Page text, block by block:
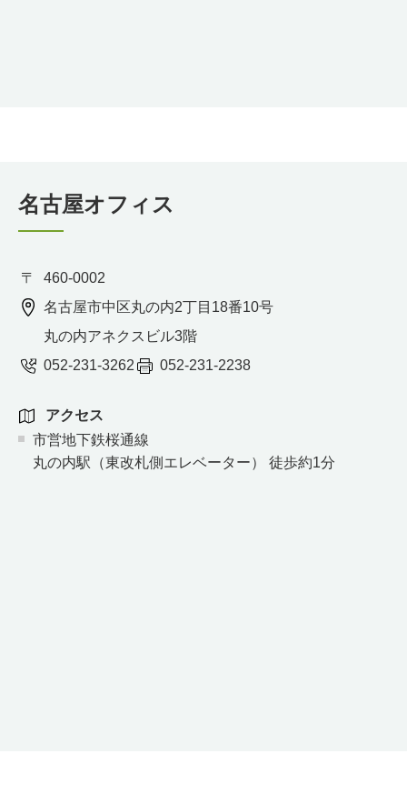
名古屋オフィス
460-0002
名古屋市中区丸の内2丁目18番10号
丸の内アネクスビル3階
052-231-3262
052-231-2238
アクセス
市営地下鉄桜通線
丸の内駅（東改札側エレベーター） 徒歩約1分